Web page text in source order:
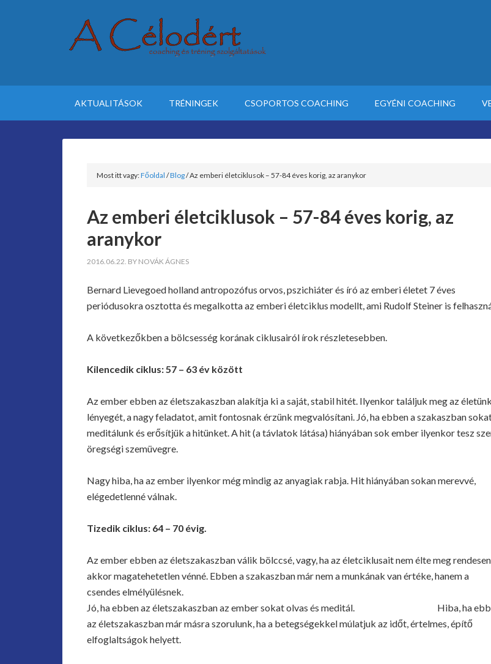
AKTUALITÁSOK TRÉNINGEK CSOPORTOS COACHING EGYÉNI COACHING
Most itt vagy:Főoldal /Blog/Az emberi életciklusok – 57-84 éves korig, az aranykor
Az emberi életciklusok – 57-84 éves korig, az
aranykor
2016.06.22. BY NOVÁK ÁGNES
Bernard Lievegoed holland antropozófus orvos, pszichiáter és író az emberi életet 7 éves
periódusokra osztotta és megalkotta az emberi életciklus modellt, ami Rudolf Steiner is
A következőkben a bölcsesség korának ciklusairól írok részletesebben.
Kilencedik ciklus: 57 – 63 év között
Az ember ebben az életszakaszban alakítja ki a saját, stabil hitét. Ilyenkor találjuk meg az életünk
lényegét, a nagy feladatot, amit fontosnak érzünk megvalósítani. Jó, ha ebben a szakaszban
meditálunk és erősítjük a hitünket. A hit (a távlatok látása) hiányában sok ember ilyenkor tesz
öregségi szemüvegre.
Nagy hiba, ha az ember ilyenkor még mindig az anyagiak rabja. Hit hiányában sokan merevvé,
elégedetlenné válnak.
Tizedik ciklus: 64 – 70 évig.
Az ember ebben az életszakaszban válik bölccsé, vagy, ha az életciklusait nem élte meg
akkor magatehetetlen vénné. Ebben a szakaszban már nem a munkának van értéke, hanem a
csendes elmélyülésnek.
Jó, ha ebben az életszakaszban az ember sokat olvas és meditál. Hiba, ha
az életszakaszban már másra szorulunk, ha a betegségekkel múlatjuk az időt, értelmes, építő
elfoglaltságok helyett.